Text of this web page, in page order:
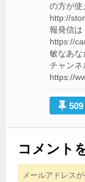
の方が使
http://
報発信は
https://
敏なあな
チャンネ
https://
509
コメント
メールアドレス